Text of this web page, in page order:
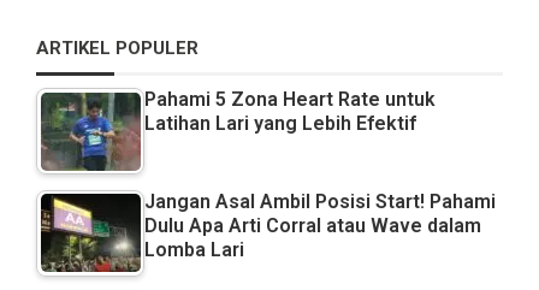
ARTIKEL POPULER
Pahami 5 Zona Heart Rate untuk
Latihan Lari yang Lebih Efektif
Jangan Asal Ambil Posisi Start! Pahami
Dulu Apa Arti Corral atau Wave dalam
Lomba Lari